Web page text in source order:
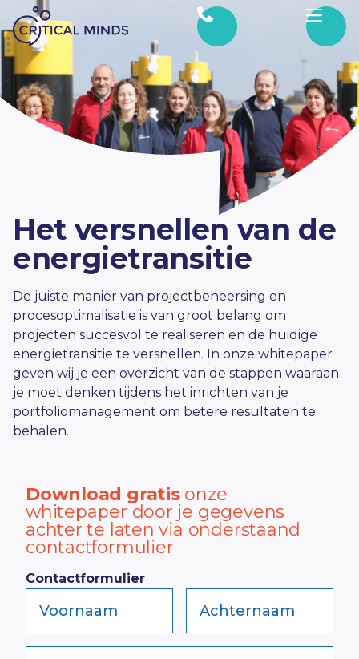
Ga naar de inhoud
Het versnellen van de
energietransitie
De juiste manier van projectbeheersing en
procesoptimalisatie is van groot belang om
projecten succesvol te realiseren en de huidige
energietransitie te versnellen. In onze whitepaper
geven wij je een overzicht van de stappen waaraan
je moet denken tijdens het inrichten van je
portfoliomanagement om betere resultaten te
behalen.
Download gratis onze
whitepaper door je gegevens
achter te laten via onderstaand
contactformulier
Contactformulier
Voornaam Achternaam